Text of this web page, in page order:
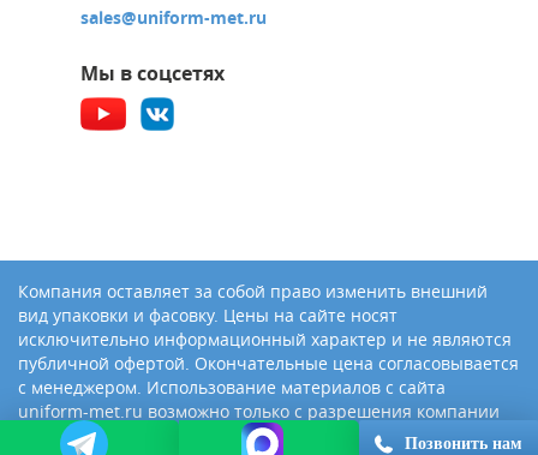
sales@uniform-met.ru
Мы в соцсетях
Компания оставляет за собой право изменить внешний
вид упаковки и фасовку. Цены на сайте носят
исключительно информационный характер и не являются
публичной офертой. Окончательные цена согласовывается
с менеджером. Использование материалов с сайта
uniform-met.ru возможно только с разрешения компании
«Юниформ-Металл»
Позвонить нам